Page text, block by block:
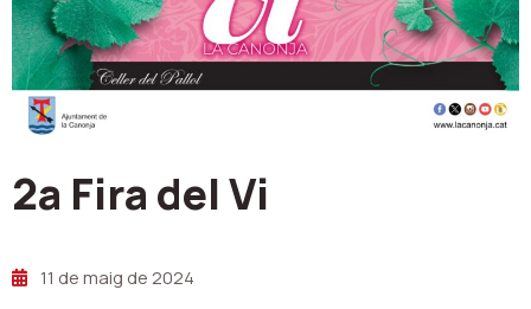
2a Fira del Vi
11 de maig de 2024